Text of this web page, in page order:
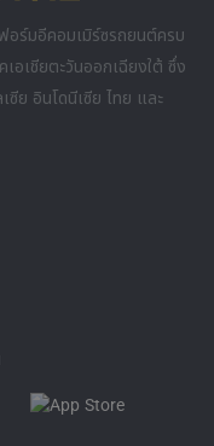
อร์มอีคอมเมิร์ซรถยนต์ครบ
อเชียตะวันออกเฉียงใต้ ซึ่ง
ซีย อินโดนีเซีย ไทย และ